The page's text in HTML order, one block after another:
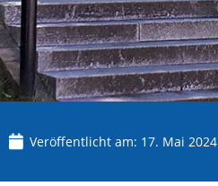
Veröffentlicht am: 17. Mai 2024